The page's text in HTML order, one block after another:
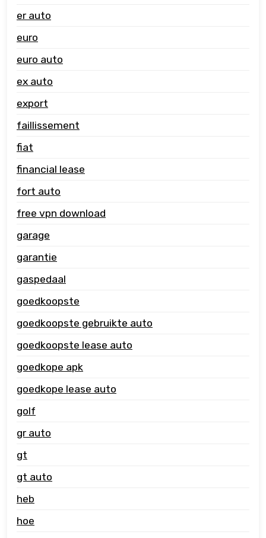
er auto
euro
euro auto
ex auto
export
faillissement
fiat
financial lease
fort auto
free vpn download
garage
garantie
gaspedaal
goedkoopste
goedkoopste gebruikte auto
goedkoopste lease auto
goedkope apk
goedkope lease auto
golf
gr auto
gt
gt auto
heb
hoe